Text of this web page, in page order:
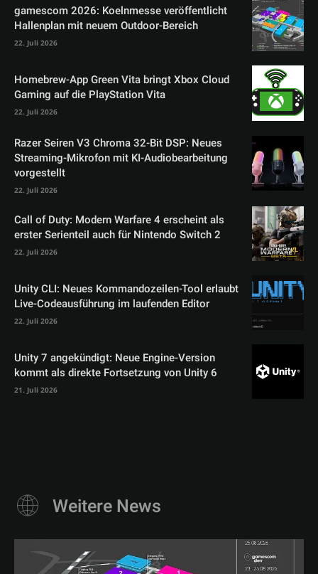
gamescom 2026: Koelnmesse veröffentlicht
Hallenplan mit neuem Outdoor-Bereich
22. Juli 2026
Homebrew-App Green Vita bringt Xbox Cloud
Gaming auf die PlayStation Vita
22. Juli 2026
Razer Seiren V3 Chroma 32-Bit DSP: Neues
Streaming-Mikrofon mit KI-Audiobearbeitung
vorgestellt
22. Juli 2026
Call of Duty: Modern Warfare 4 erscheint als
erster Serienteil auch für Nintendo Switch 2
22. Juli 2026
Unity CLI: Neues Kommandozeilen-Tool erlaubt
Live-Codeausführung im laufenden Editor
22. Juli 2026
Unity 7 angekündigt: Neue Engine-Version
kommt als direkte Fortsetzung von Unity 6
21. Juli 2026
Weitere News